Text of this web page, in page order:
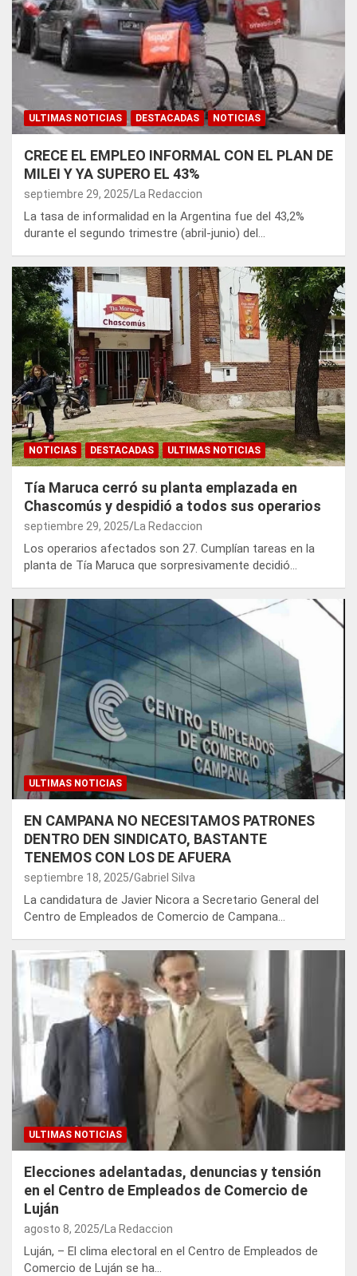
ULTIMAS NOTICIAS DESTACADAS NOTICIAS
CRECE EL EMPLEO INFORMAL CON EL PLAN DE
MILEI Y YA SUPERO EL 43%
septiembre 29, 2025 La Redaccion
La tasa de informalidad en la Argentina fue del 43,2%
durante el segundo trimestre (abril-junio) del…
NOTICIAS DESTACADAS ULTIMAS NOTICIAS
Tía Maruca cerró su planta emplazada en
Chascomús y despidió a todos sus operarios
septiembre 29, 2025 La Redaccion
Los operarios afectados son 27. Cumplían tareas en la
planta de Tía Maruca que sorpresivamente decidió…
ULTIMAS NOTICIAS
EN CAMPANA NO NECESITAMOS PATRONES
DENTRO DEN SINDICATO, BASTANTE
TENEMOS CON LOS DE AFUERA
septiembre 18, 2025 Gabriel Silva
La candidatura de Javier Nicora a Secretario General del
Centro de Empleados de Comercio de Campana…
ULTIMAS NOTICIAS
Elecciones adelantadas, denuncias y tensión
en el Centro de Empleados de Comercio de
Luján
agosto 8, 2025 La Redaccion
Luján, – El clima electoral en el Centro de Empleados de
Comercio de Luján se ha…